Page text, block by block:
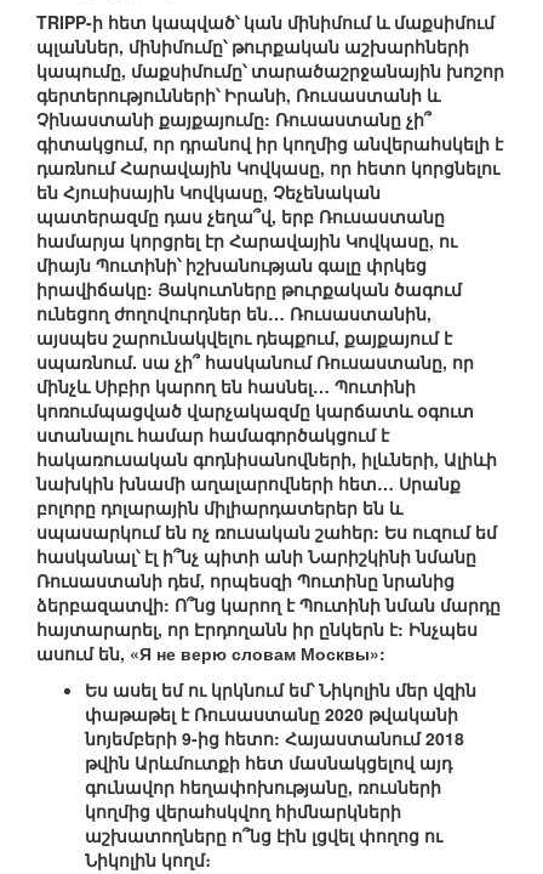
TRIPP-ի հետ կապված՝ կան մինիմում և մաքսիմում
պլաններ, մինիմումը՝ թուրքական աշխարհների
կապումը, մաքսիմումը՝ տարածաշրջանային խոշոր
գերտերությունների՝ Իրանի, Ռուսաստանի և
Չինաստանի քայքայումը: Ռուսաստանը չի՞
գիտակցում, որ դրանով իր կողմից անվերահսկելի է
դառնում Հարավային Կովկասը, որ հետո կորցնելու
են Հյուսիսային Կովկասը, Չեչենական
պատերազմը դաս չեղա՞վ, երբ Ռուսաստանը
համարյա կորցրել էր Հարավային Կովկասը, ու
միայն Պուտինի՝ իշխանության գալը փրկեց
իրավիճակը: Յակուտները թուրքական ծագում
ունեցող ժողովուրդներ են… Ռուսաստանին,
այսպես շարունակվելու դեպքում, քայքայում է
սպառնում. սա չի՞ հասկանում Ռուսաստանը, որ
մինչև Սիբիր կարող են հասնել… Պուտինի
կոռումպացված վարչակազմը կարճատև օգուտ
ստանալու համար համագործակցում է
հակառուսական գոդնիսանովների, իլևների, Ալիևի
նախկին խնամի աղալարովների հետ… Սրանք
բոլորը դոլարային միլիարդատերեր են և
սպասարկում են ոչ ռուսական շահեր: Ես ուզում եմ
հասկանալ՝ էլ ի՞նչ պիտի անի Նարիշկինի նմանը
Ռուսաստանի դեմ, որպեսզի Պուտինը նրանից
ձերբազատվի: Ո՞նց կարող է Պուտինի նման մարդը
հայտարարել, որ Էրդողանն իր ընկերն է: Ինչպես
ասում են, «Я не верю словам Москвы»:
Ես ասել եմ ու կրկնում եմ՝ Նիկոլին մեր վզին
փաթաթել է Ռուսաստանը 2020 թվականի
նոյեմբերի 9-ից հետո: Հայաստանում 2018
թվին Արևմուտքի հետ մասնակցելով այդ
գունավոր հեղափոխությանը, ռուսների
կողմից վերահսկվող հիմնարկների
աշխատողները ո՞նց էին լցվել փողոց ու
Նիկոլին կողմ։